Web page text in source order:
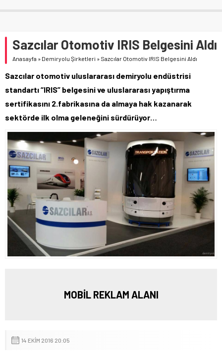
Sazcılar Otomotiv IRIS Belgesini Aldı
Anasayfa » Demiryolu Şirketleri » Sazcılar Otomotiv IRIS Belgesini Aldı
Sazcılar otomotiv uluslararası demiryolu endüstrisi
standartı “IRIS” belgesini ve uluslararası yapıştırma
sertifikasını 2.fabrikasına da almaya hak kazanarak
sektörde ilk olma geleneğini sürdürüyor…
MOBİL REKLAM ALANI
14 EKIM 2016 20:05